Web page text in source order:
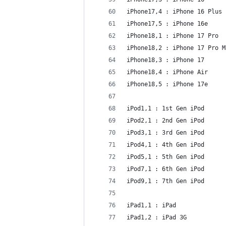
iPhone17,4 : iPhone 16 Plus
iPhone17,5 : iPhone 16e
iPhone18,1 : iPhone 17 Pro
iPhone18,2 : iPhone 17 Pro
iPhone18,3 : iPhone 17
iPhone18,4 : iPhone Air
iPhone18,5 : iPhone 17e
iPod1,1 : 1st Gen iPod
iPod2,1 : 2nd Gen iPod
iPod3,1 : 3rd Gen iPod
iPod4,1 : 4th Gen iPod
iPod5,1 : 5th Gen iPod
iPod7,1 : 6th Gen iPod
iPod9,1 : 7th Gen iPod
iPad1,1 : iPad
iPad1,2 : iPad 3G